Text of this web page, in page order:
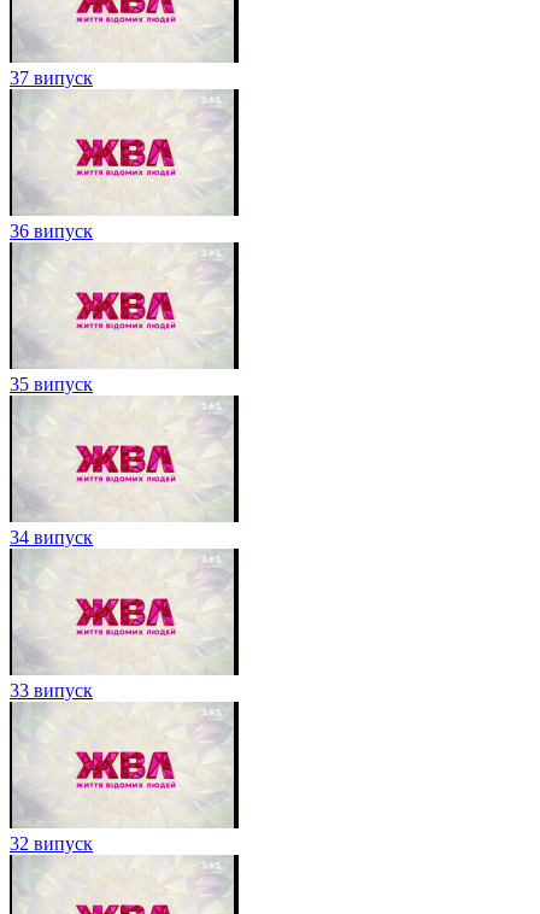
37 випуск
36 випуск
35 випуск
34 випуск
33 випуск
32 випуск